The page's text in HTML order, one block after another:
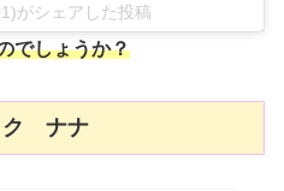
がシェアした投稿
でしょうか？
ク ナナ